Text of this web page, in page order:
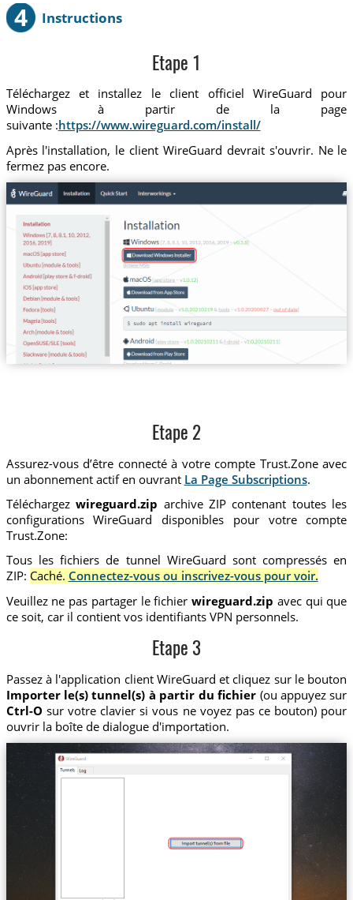
4 Instructions
Etape 1
Téléchargez et installez le client officiel WireGuard pour
Windows à partir de la page
suivante :https://www.wireguard.com/install/
Après l'installation, le client WireGuard devrait s'ouvrir. Ne le
fermez pas encore.
Etape 2
Assurez-vous d’être connecté à votre compte Trust.Zone avec
un abonnement actif en ouvrant La Page Subscriptions.
Téléchargezwireguard.zip archive ZIP contenant toutes les
configurations WireGuard disponibles pour votre compte
Trust.Zone:
Tous les fichiers de tunnel WireGuard sont compressés en
ZIP: Caché. Connectez-vous ou inscrivez-vous pour voir.
Veuillez ne pas partager le fichierwireguard.zip avec qui que
ce soit, car il contient vos identifiants VPN personnels.
Etape 3
Passez à l'application client WireGuard et cliquez sur le bouton
Importer le(s) tunnel(s) à partir du fichier (ou appuyez sur
Ctrl-O sur votre clavier si vous ne voyez pas ce bouton) pour
ouvrir la boîte de dialogue d'importation.